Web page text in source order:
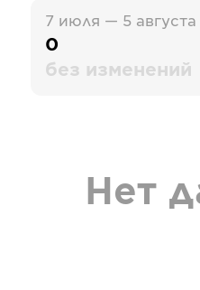
7 июля — 5 августа
0
без изменений
Нет